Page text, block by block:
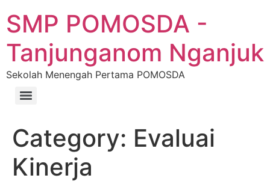
SMP POMOSDA -
Tanjunganom Nganjuk
Sekolah Menengah Pertama POMOSDA
Category: Evaluai
Kinerja